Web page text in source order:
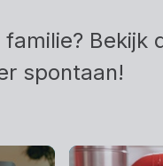
Bekijk
spontaan!